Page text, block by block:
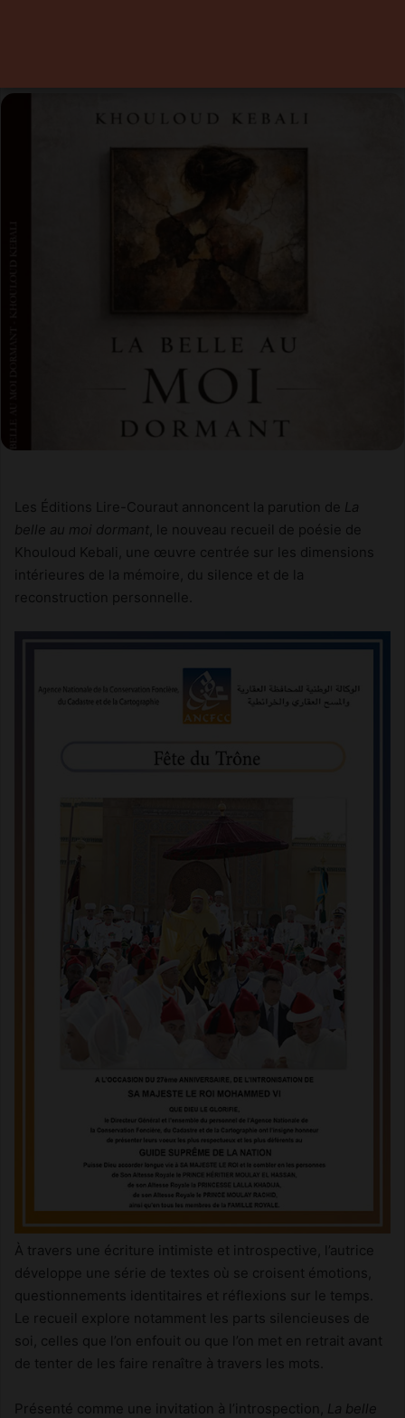
Les Éditions Lire-Couraut annoncent la parution de La
belle au moi dormant , le nouveau recueil de poésie de
Khouloud Kebali, une œuvre centrée sur les dimensions
intérieures de la mémoire, du silence et de la
reconstruction personnelle.
À travers une écriture intimiste et introspective, l’autrice
développe une série de textes où se croisent émotions,
questionnements identitaires et réflexions sur le temps.
Le recueil explore notamment les parts silencieuses de
soi, celles que l’on enfouit ou que l’on met en retrait avant
de tenter de les faire renaître à travers les mots.
Présenté comme une invitation à l’introspection, La belle